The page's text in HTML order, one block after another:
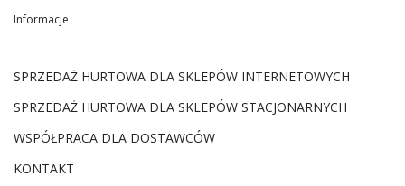
Informacje
SPRZEDAŻ HURTOWA DLA SKLEPÓW INTERNETOWYCH
SPRZEDAŻ HURTOWA DLA SKLEPÓW STACJONARNYCH
WSPÓŁPRACA DLA DOSTAWCÓW
KONTAKT